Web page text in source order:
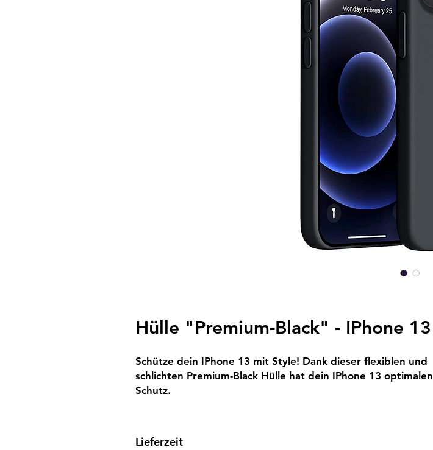
Hülle "Premium-Black" - IPhone 13
Schütze dein IPhone 13 mit Style! Dank dieser flexiblen und
schlichten Premium-Black Hülle hat dein IPhone 13 optimalen
Schutz.
Lieferzeit